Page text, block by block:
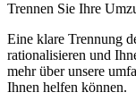
Trennen Sie Ihre
Eine klare Trennung
rationalisieren und
mehr über unsere
Ihnen helfen können.